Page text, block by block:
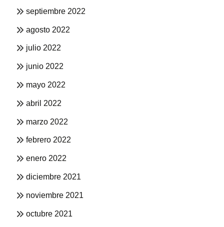
septiembre 2022
agosto 2022
julio 2022
junio 2022
mayo 2022
abril 2022
marzo 2022
febrero 2022
enero 2022
diciembre 2021
noviembre 2021
octubre 2021